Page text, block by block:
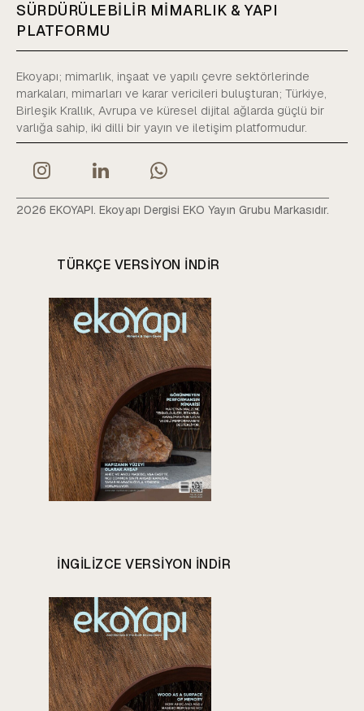
SÜRDÜRÜLEBİLİR MİMARLIK & YAPI
PLATFORMU
Ekoyapı; mimarlık, inşaat ve yapılı çevre sektörlerinde
markaları, mimarları ve karar vericileri buluşturan; Türkiye,
Birleşik Krallık, Avrupa ve küresel dijital ağlarda güçlü bir
varlığa sahip, iki dilli bir yayın ve iletişim platformudur.
2026 EKOYAPI. Ekoyapı Dergisi EKO Yayın Grubu Markasıdır.
TÜRKÇE VERSIYON INDIR
INGILIZCE VERSIYON INDIR